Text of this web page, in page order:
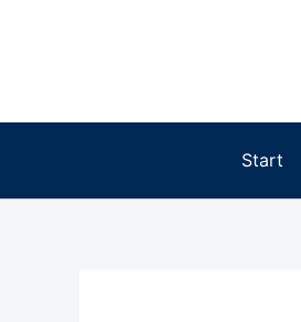
Start